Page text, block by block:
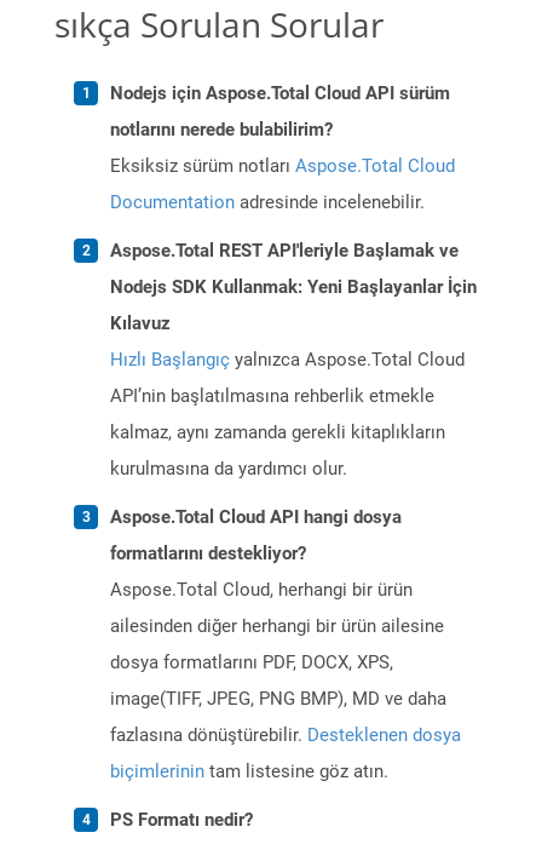
sıkça Sorulan Sorular
Nodejs için Aspose.Total Cloud API sürüm
notlarını nerede bulabilirim?
Eksiksiz sürüm notları Aspose.Total Cloud
Documentation adresinde incelenebilir.
Aspose.Total REST API'leriyle Başlamak ve
Nodejs SDK Kullanmak: Yeni Başlayanlar İçin
Kılavuz
Hızlı Başlangıç yalnızca Aspose.Total Cloud
API’nin başlatılmasına rehberlik etmekle
kalmaz, aynı zamanda gerekli kitaplıkların
kurulmasına da yardımcı olur.
Aspose.Total Cloud API hangi dosya
formatlarını destekliyor?
Aspose.Total Cloud, herhangi bir ürün
ailesinden diğer herhangi bir ürün ailesine
dosya formatlarını PDF, DOCX, XPS,
image(TIFF, JPEG, PNG BMP), MD ve daha
fazlasına dönüştürebilir. Desteklenen dosya
biçimlerinin tam listesine göz atın.
PS Formatı nedir?